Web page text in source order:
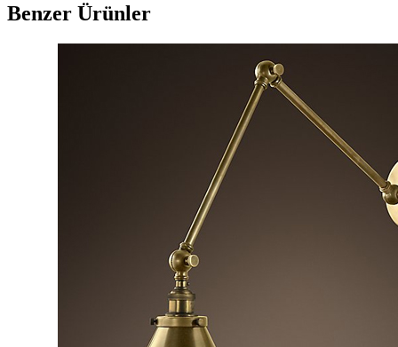
Benzer Ürünler